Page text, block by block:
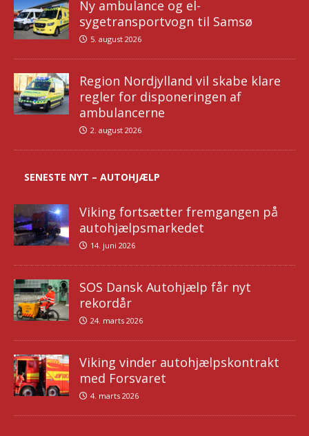
Ny ambulance og el-
sygetransportvogn til Samsø
5. august 2026
Region Nordjylland vil skabe klare
regler for disponeringen af
ambulancerne
2. august 2026
SENESTE NYT – AUTOHJÆLP
Viking fortsætter fremgangen på
autohjælpsmarkedet
14. juni 2026
SOS Dansk Autohjælp får nyt
rekordår
24. marts 2026
Viking vinder autohjælpskontrakt
med Forsvaret
4. marts 2026